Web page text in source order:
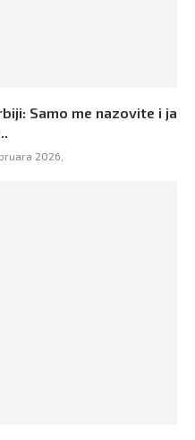
Samo me nazovite i ja
2026,